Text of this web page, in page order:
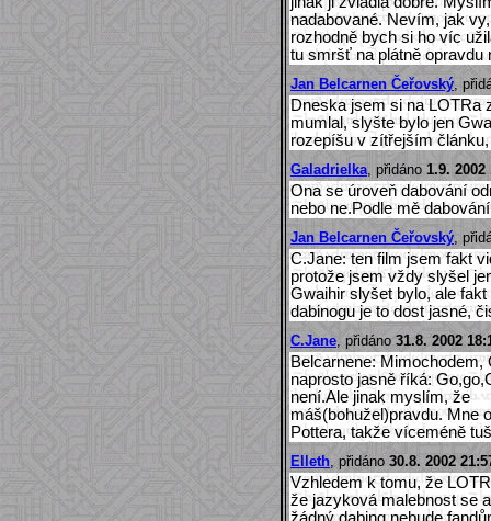
nadabované. Nevím, jak
rozhodně bych si ho víc
tu smršť na plátně opravdu
Jan Belcarnen Čeřovský ,
Dneska jsem si na LOTRa
mumlal, slyšte bylo jen
rozepíšu v zítřejším
Galadrielka , přidáno 1.9. 2002
Ona se úroveň dabování
nebo ne.Podle mě
Jan Belcarnen Čeřovský ,
C.Jane: ten film jsem fakt
protože jsem vždy slyšel
Gwaihir slyšet bylo, ale
dabinogu je to dost jasné,
C.Jane , přidáno 31.8. 2002
Belcarnene: Mimochodem,
naprosto jasně říká:
není.Ale jinak myslím, že
máš(bohužel)pravdu. Mne
Pottera, takže víceméně
Elleth , přidáno 30.8. 2002
Vzhledem k tomu, že
že jazyková malebnost se
žádný dabing nebude